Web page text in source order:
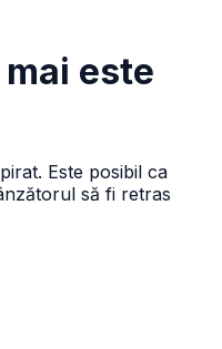
este
Este posibil ca
să fi retras